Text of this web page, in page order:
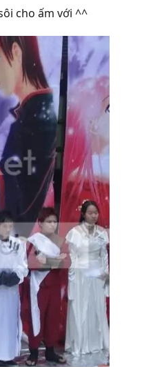
cho ấm với ^^